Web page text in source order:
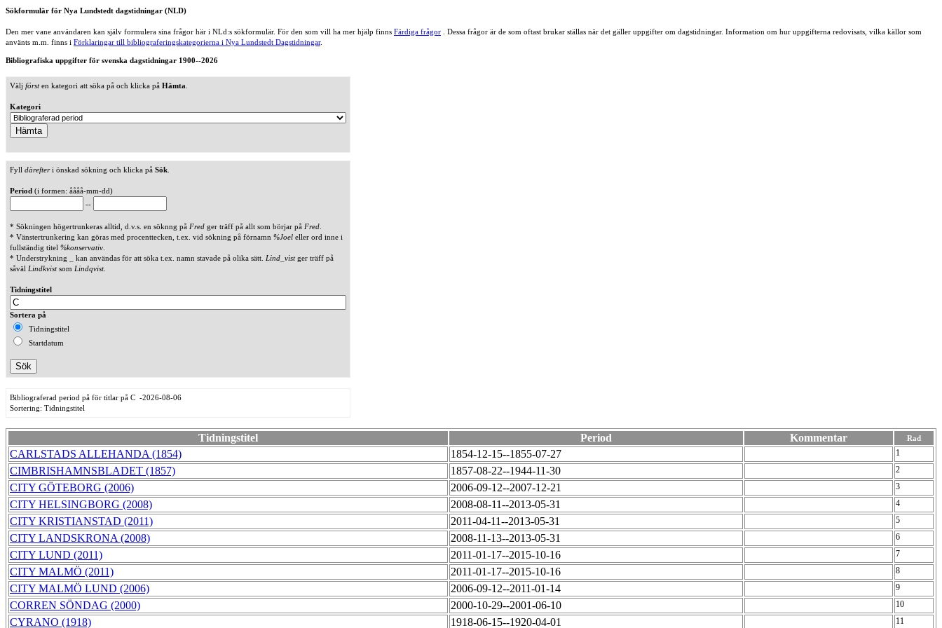
Sökformulär för Nya Lundstedt dagstidningar (NLD)
Den mer vane användaren kan själv formulera sina frågor här i NLd:s sökformulär. För den som vill ha mer hjälp finns Färdiga frågor . Dessa frågor är de som oftast brukar ställas när det gäller uppgifter om dagstidningar. Information om hur uppgifterna redovisats, vilka källor som
använts m.m. finns i Förklaringar till bibliograferingskategorierna i Nya Lundstedt Dagstidningar.
Bibliografiska uppgifter för svenska dagstidningar 1900--2026
Välj försten kategori att söka på och klicka på Hämta
Kategori
Fyll därefteri önskad sökning och klicka på Sök
Period (i formen: åååå-mm-dd)
--
* Sökningen högertrunkeras alltid, d.v.s. en söknng på Fred ger träff på allt som börjar på Fred
* Vänstertrunkering kan göras med procenttecken, t.ex. vid sökning på förnamn %Joel eller ord inne i
fullständig titel %konservativ
* Understrykning _ kan användas för att söka t.ex. namn stavade på olika sätt. Lind_vistger träff på
såväl Lindkvistsom Lindqvist.
Tidningstitel
Sortera på
Tidningstitel
Startdatum
Bibliograferad period på för titlar på C -2026-08-06
Sortering: Tidningstitel
Tidningstitel Period Kommentar Rad
CARLSTADS ALLEHANDA (1854) 1854-12-15--1855-07-27 1
CIMBRISHAMNSBLADET (1857) 1857-08-22--1944-11-30 2
CITY GÖTEBORG (2006) 2006-09-12--2007-12-21 3
CITY HELSINGBORG (2008) 2008-08-11--2013-05-31 4
CITY KRISTIANSTAD (2011) 2011-04-11--2013-05-31 5
CITY LANDSKRONA (2008) 2008-11-13--2013-05-31 6
CITY LUND (2011) 2011-01-17--2015-10-16 7
CITY MALMÖ (2011) 2011-01-17--2015-10-16 8
CITY MALMÖ LUND (2006) 2006-09-12--2011-01-14 9
CORREN SÖNDAG (2000) 2000-10-29--2001-06-10 10
CYRANO (1918) 1918-06-15--1920-04-01 11